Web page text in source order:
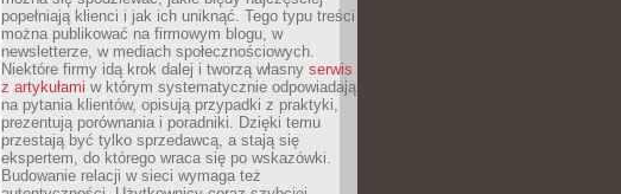
popełniają klienci i jak ich uniknąć. Tego typu treści
można publikować na firmowym blogu, w
newsletterze, w mediach społecznościowych.
Niektóre firmy idą krok dalej i tworzą własny serwis
z artykułami w którym systematycznie odpowiadają
na pytania klientów, opisują przypadki z praktyki,
prezentują porównania i poradniki. Dzięki temu
przestają być tylko sprzedawcą, a stają się
ekspertem, do którego wraca się po wskazówki.
Budowanie relacji w sieci wymaga też